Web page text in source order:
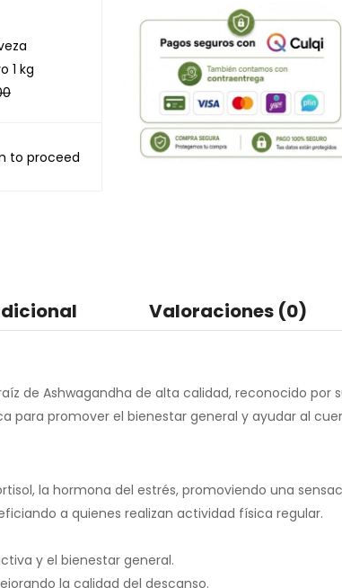
1 kg
to proceed
Valoraciones (0)
de Ashwagandha de alta calidad, reconocido por
promover el bienestar general y ayudar al
la hormona del estrés, promoviendo una
a quienes realizan actividad física regular.
y el bienestar general.
la calidad del descanso.